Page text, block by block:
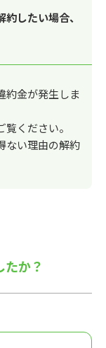
したい場合、
約金が発生しま
ください。
ない理由の解約
か？